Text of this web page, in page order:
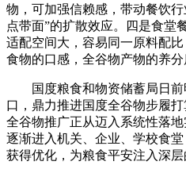
物，可加强信赖感，带动餐饮
点带面”的扩散效应。四是食堂
适配空间大，容易同一原料配
食物的口感，全谷物产物的养分
国度粮食和物资储蓄局日前
口，鼎力推进国度全谷物步履
全谷物推广正从迈入系统性落
逐渐进入机关、企业、学校食
获得优化，为粮食平安注入深层